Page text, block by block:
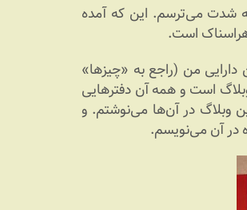
شدت می‌ترسم. این که آمده
هراسناک است.
دارایی من (راجع به «چیزها»
است و همه آن دفترهایی
منظم‌تر از این وبلاگ در آن‌ها می‌نوشتم. و
در آن می‌نویسم.